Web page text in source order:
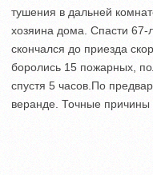
тушения в дальней
хозяина дома. Спасти 67-
скончался до приезда
боролись 15 пожарных,
спустя 5 часов.По
веранде. Точные причины